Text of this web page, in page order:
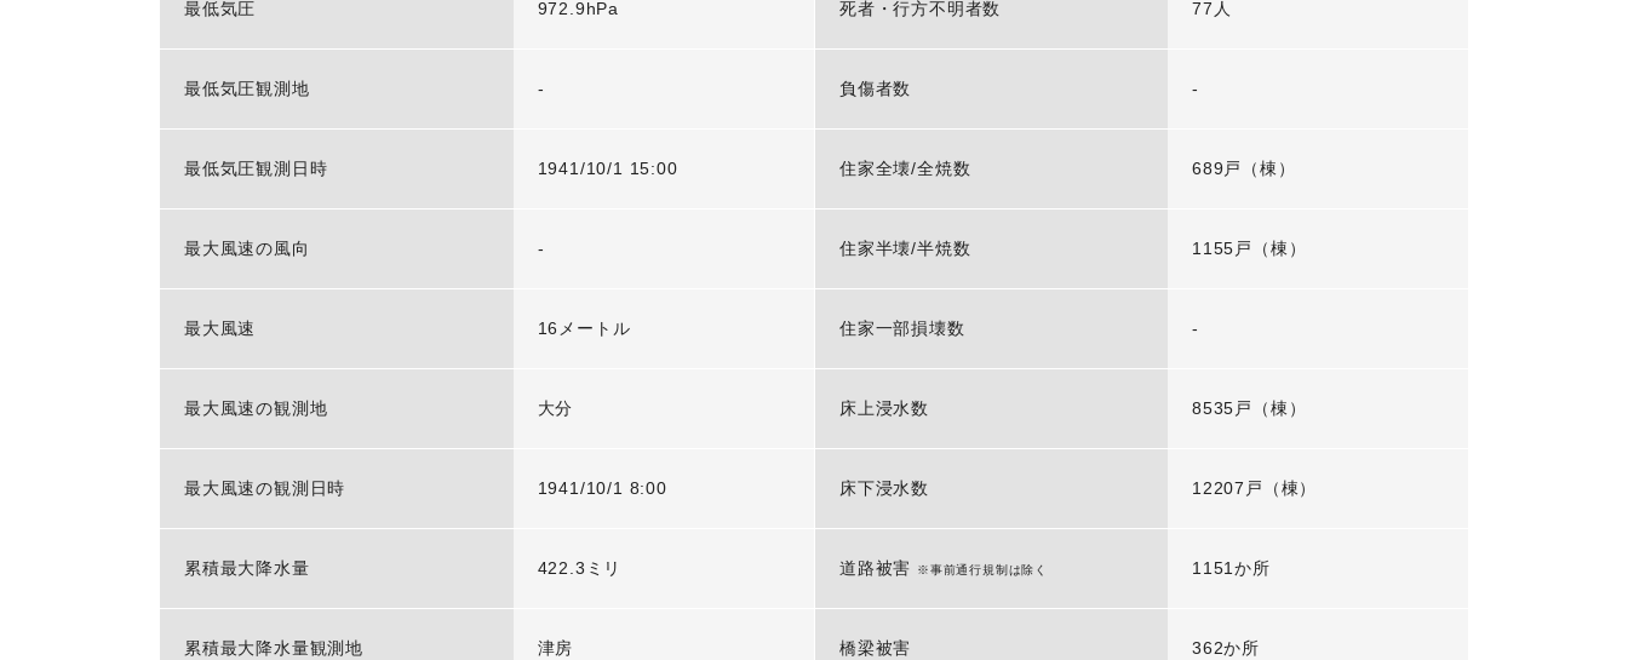
最低気圧 972.9hPa
最低気圧観測地 -
最低気圧観測日時 1941/10/1 15:00
最大風速の風向 -
最大風速 16メートル
最大風速の観測地 大分
最大風速の観測日時 1941/10/1 8:00
累積最大降水量 422.3ミリ
累積最大降水量観測地 津房
死者・行方不明者数 77人
負傷者数 -
住家全壊/全焼数 689戸（棟）
住家半壊/半焼数 1155戸（棟）
住家一部損壊数 -
床上浸水数 8535戸（棟）
床下浸水数 12207戸（棟）
道路被害 ※事前通行規制は除く 1151か所
橋梁被害 362か所